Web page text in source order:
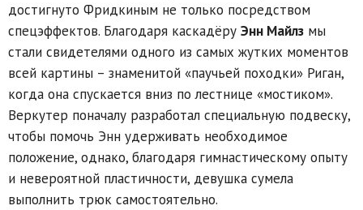
достигнуто Фридкиным не только посредством
спецэффектов. Благодаря каскадёру Энн Майлз мы
стали свидетелями одного из самых жутких моментов
всей картины – знаменитой «паучьей походки» Риган,
когда она спускается вниз по лестнице «мостиком».
Веркутер поначалу разработал специальную подвеску,
чтобы помочь Энн удерживать необходимое
положение, однако, благодаря гимнастическому опыту
и невероятной пластичности, девушка сумела
выполнить трюк самостоятельно.